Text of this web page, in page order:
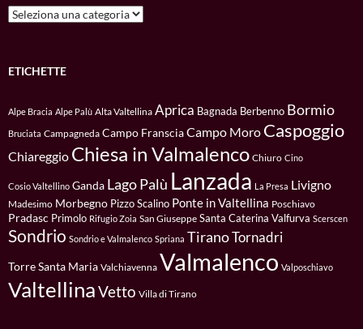
Categorie
ETICHETTE
Alpe Bracia Alpe Palù Alta Valtellina Aprica Bagnada Berbenno Bormio
Bruciata Campagneda Campo FransciaCampo Moro Caspoggio
Chiareggio Chiesa in Valmalenco Chiuro Cino
Cosio Valtellino Ganda Lago Palù Lanzada La Presa Livigno
Madesimo Morbegno Pizzo Scalino Ponte in Valtellina Poschiavo
Pradasc Primolo Rifugio Zoia San Giuseppe Santa Caterina Valfurva Scerscen
Sondrio Sondrio e Valmalenco Spriana TiranoTornadri
Torre Santa Maria Valchiavenna Valmalenco Valposchiavo
ValtellinaVetto Villa di Tirano